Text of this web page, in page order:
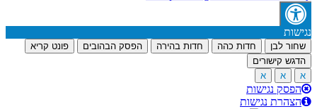
נגישות
שחור לבן חדות כהה חדות בהירה הפסק הבהובים
פונט קריא
הדגש קישורים
א
א א
הפסק נגישות
הצהרת נגישות